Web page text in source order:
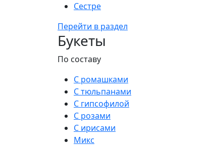
Сестре
Перейти в раздел
Букеты
По составу
С ромашками
С тюльпанами
С гипсофилой
С розами
С ирисами
Микс